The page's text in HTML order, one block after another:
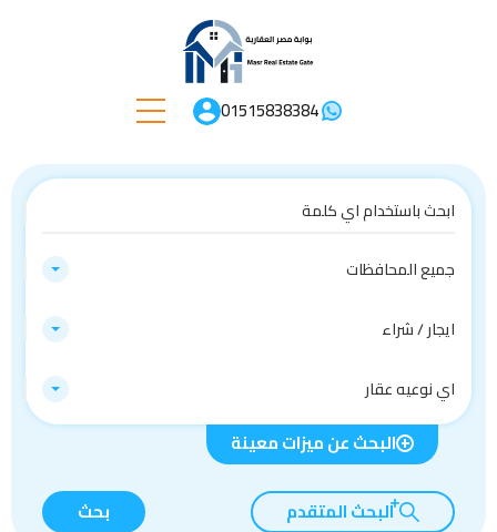
01515838384
جميع المحافظات
ايجار / شراء
اي نوعيه عقار
البحث عن ميزات معينة
البحث المتقدم بحث